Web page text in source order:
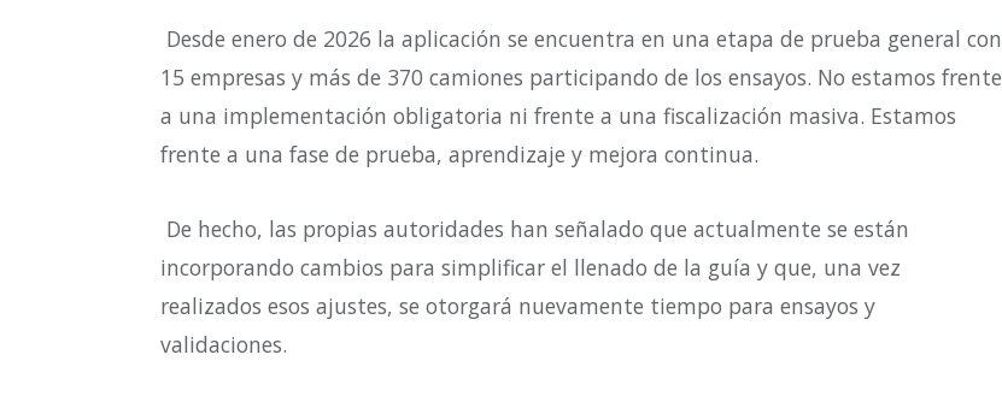
Desde enero de 2026 la aplicación se encuentra en una etapa de prueba general con
15 empresas y más de 370 camiones participando de los ensayos. No estamos frente
a una implementación obligatoria ni frente a una fiscalización masiva. Estamos
frente a una fase de prueba, aprendizaje y mejora continua.
De hecho, las propias autoridades han señalado que actualmente se están
incorporando cambios para simplificar el llenado de la guía y que, una vez
realizados esos ajustes, se otorgará nuevamente tiempo para ensayos y
validaciones.